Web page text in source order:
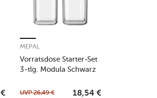
€
Vorratsdose Starter-Set
3-tlg. Modula Schwarz
MEPAL
UVP26,49 € 18,54 €